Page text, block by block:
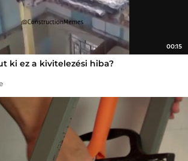
00:15
ki ez a kivitelezési hiba?